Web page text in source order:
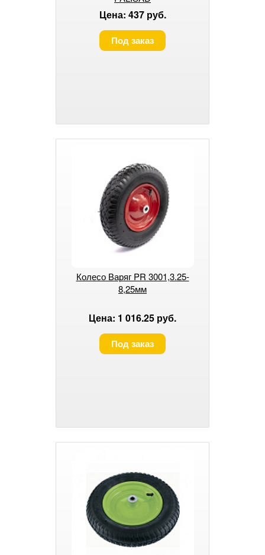
Цена: 437 руб.
Под заказ
Колесо Варяг PR 3001,3.25-
8,25мм
Цена: 1 016.25 руб.
Под заказ